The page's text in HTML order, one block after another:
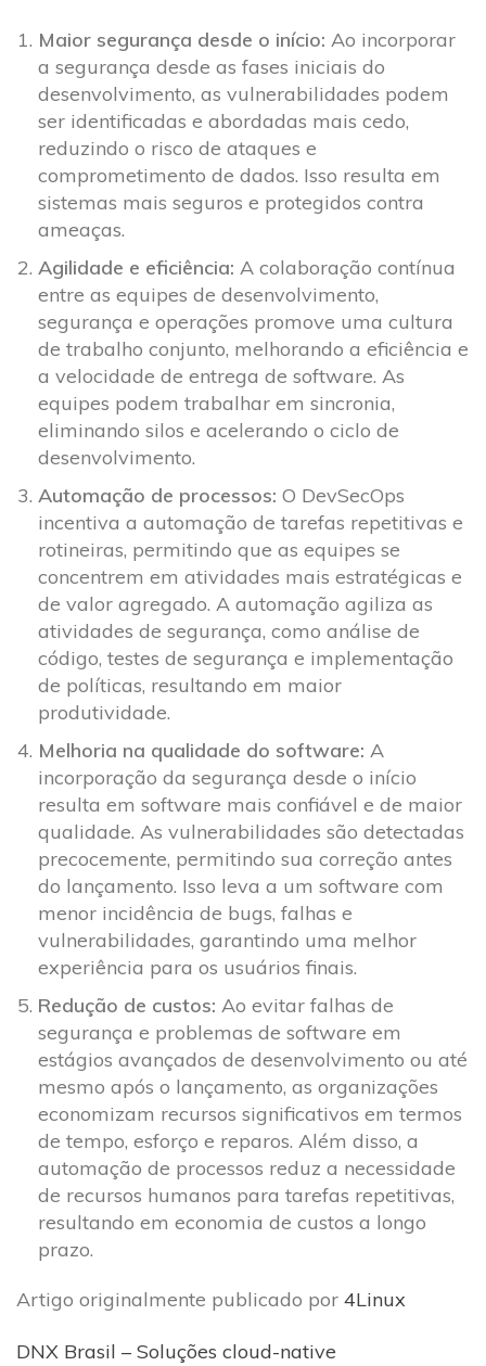
Maior segurança desde o início: Ao incorporar
a segurança desde as fases iniciais do
desenvolvimento, as vulnerabilidades podem
ser identificadas e abordadas mais cedo,
reduzindo o risco de ataques e
comprometimento de dados. Isso resulta em
sistemas mais seguros e protegidos contra
ameaças.
Agilidade e eficiência: A colaboração contínua
entre as equipes de desenvolvimento,
segurança e operações promove uma cultura
de trabalho conjunto, melhorando a eficiência e
a velocidade de entrega de software. As
equipes podem trabalhar em sincronia,
eliminando silos e acelerando o ciclo de
desenvolvimento.
Automação de processos: O DevSecOps
incentiva a automação de tarefas repetitivas e
rotineiras, permitindo que as equipes se
concentrem em atividades mais estratégicas e
de valor agregado. A automação agiliza as
atividades de segurança, como análise de
código, testes de segurança e implementação
de políticas, resultando em maior
produtividade.
Melhoria na qualidade do software: A
incorporação da segurança desde o início
resulta em software mais confiável e de maior
qualidade. As vulnerabilidades são detectadas
precocemente, permitindo sua correção antes
do lançamento. Isso leva a um software com
menor incidência de bugs, falhas e
vulnerabilidades, garantindo uma melhor
experiência para os usuários finais.
Redução de custos: Ao evitar falhas de
segurança e problemas de software em
estágios avançados de desenvolvimento ou até
mesmo após o lançamento, as organizações
economizam recursos significativos em termos
de tempo, esforço e reparos. Além disso, a
automação de processos reduz a necessidade
de recursos humanos para tarefas repetitivas,
resultando em economia de custos a longo
prazo.
Artigo originalmente publicado por 4Linux
DNX Brasil – Soluções cloud-native